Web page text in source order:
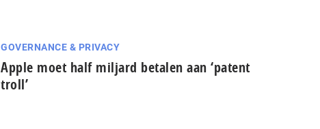
GOVERNANCE & PRIVACY
Apple moet half miljard betalen aan ‘patent
troll’